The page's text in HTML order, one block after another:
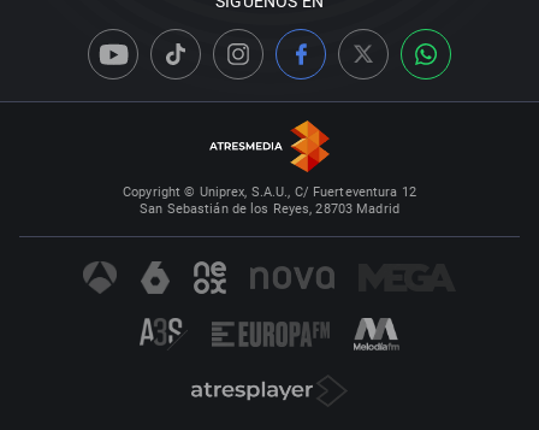
Copyright © Uniprex, S.A.U., C/ Fuerteventura 12
San Sebastián de los Reyes, 28703 Madrid